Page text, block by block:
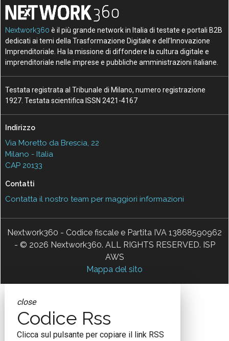
Nextwork360 è il più grande network in Italia di testate e portali B2B
dedicati ai temi della Trasformazione Digitale e dell’Innovazione
Imprenditoriale. Ha la missione di diffondere la cultura digitale e
imprenditoriale nelle imprese e pubbliche amministrazioni italiane.
Testata registrata al Tribunale di Milano, numero registrazione
1927. Testata scientifica ISSN 2421-4167
Indirizzo
Via Moretto da Brescia, 22
Milano - Italia
CAP 20133
Contatti
Contatta il nostro team per maggiori informazioni
Nextwork360 - Codice fiscale e Partita IVA 13868590962
- © 2026 Nextwork360. ALL RIGHTS RESERVED. ISP
AWS
Mappa del sito
close
Codice Rss
Clicca sul pulsante per copiare il link RSS